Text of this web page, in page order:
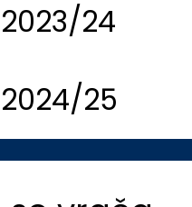
2023/24
2024/25